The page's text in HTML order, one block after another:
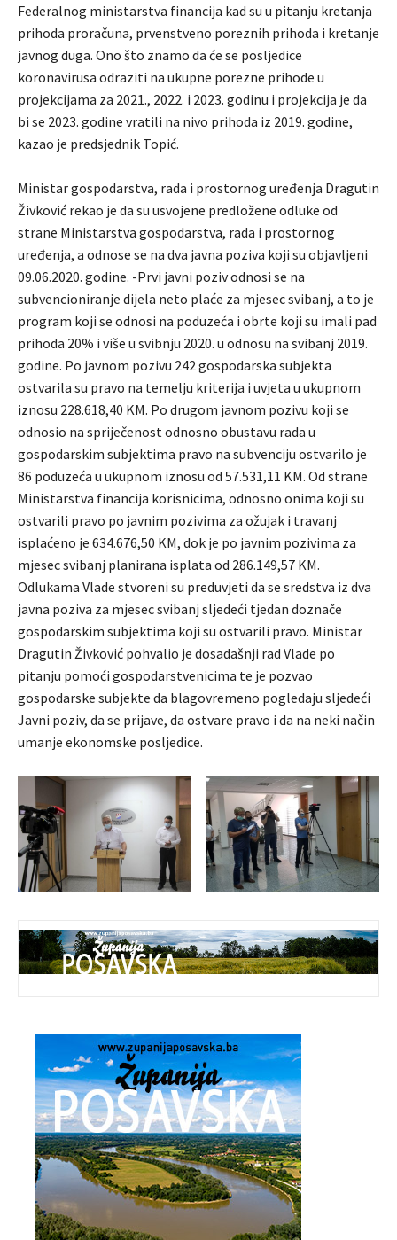
Federalnog ministarstva financija kad su u pitanju kretanja
prihoda proračuna, prvenstveno poreznih prihoda i kretanje
javnog duga. Ono što znamo da će se posljedice
koronavirusa odraziti na ukupne porezne prihode u
projekcijama za 2021., 2022. i 2023. godinu i projekcija je da
bi se 2023. godine vratili na nivo prihoda iz 2019. godine,
kazao je predsjednik Topić.
Ministar gospodarstva, rada i prostornog uređenja Dragutin
Živković rekao je da su usvojene predložene odluke od
strane Ministarstva gospodarstva, rada i prostornog
uređenja, a odnose se na dva javna poziva koji su objavljeni
09.06.2020. godine. -Prvi javni poziv odnosi se na
subvencioniranje dijela neto plaće za mjesec svibanj, a to je
program koji se odnosi na poduzeća i obrte koji su imali pad
prihoda 20% i više u svibnju 2020. u odnosu na svibanj 2019.
godine. Po javnom pozivu 242 gospodarska subjekta
ostvarila su pravo na temelju kriterija i uvjeta u ukupnom
iznosu 228.618,40 KM. Po drugom javnom pozivu koji se
odnosio na spriječenost odnosno obustavu rada u
gospodarskim subjektima pravo na subvenciju ostvarilo je
86 poduzeća u ukupnom iznosu od 57.531,11 KM. Od strane
Ministarstva financija korisnicima, odnosno onima koji su
ostvarili pravo po javnim pozivima za ožujak i travanj
isplaćeno je 634.676,50 KM, dok je po javnim pozivima za
mjesec svibanj planirana isplata od 286.149,57 KM.
Odlukama Vlade stvoreni su preduvjeti da se sredstva iz dva
javna poziva za mjesec svibanj sljedeći tjedan doznače
gospodarskim subjektima koji su ostvarili pravo. Ministar
Dragutin Živković pohvalio je dosadašnji rad Vlade po
pitanju pomoći gospodarstvenicima te je pozvao
gospodarske subjekte da blagovremeno pogledaju sljedeći
Javni poziv, da se prijave, da ostvare pravo i da na neki način
umanje ekonomske posljedice.